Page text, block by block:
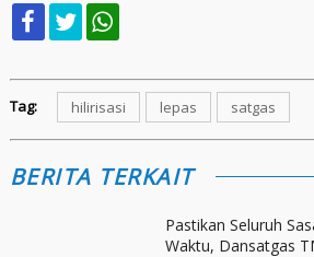
Tag: hilirisasi lepas satgas
BERITA TERKAIT
Pastikan Seluruh
Waktu, Dansatgas